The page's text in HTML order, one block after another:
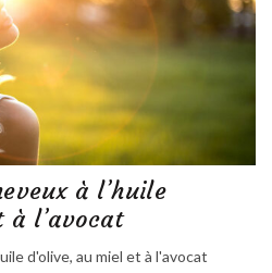
à l’huile
à l’avocat
d'olive, au miel et à l'avocat